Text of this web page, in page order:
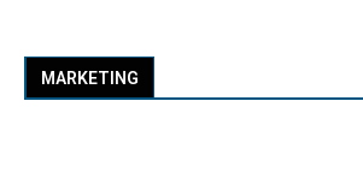
MARKETING